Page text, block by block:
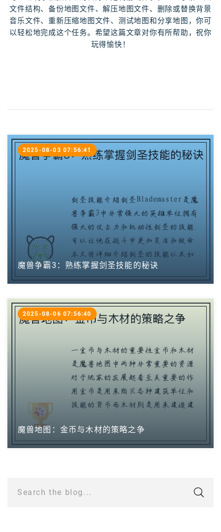
文件结构、备份地图文件、解压地图文件、删除或替换背景
音乐文件、重新压缩地图文件、测试地图和分享地图，你可
以轻松地完成这个任务。希望这篇文章对你有所帮助，祝你
玩得愉快！
魔兽争霸3：熟练掌握剑圣技能的秘诀
2025-08-03 07:56:41
魔兽地图：金币与木材的策略之争
2025-08-06 07:56:40
Search the blog...